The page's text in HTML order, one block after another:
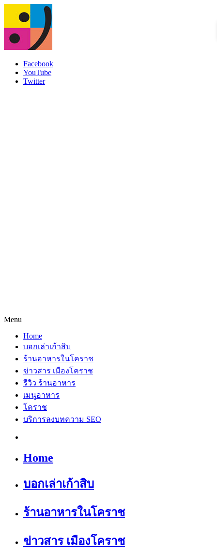
Facebook
YouTube
Twitter
Menu
Home
บอกเล่าเก้าสิบ
ร้านอาหารในโคราช
ข่าวสาร เมืองโคราช
รีวิว ร้านอาหาร
เมนูอาหาร
โคราช
บริการลงบทความ SEO
Home
บอกเล่าเก้าสิบ
ร้านอาหารในโคราช
ข่าวสาร เมืองโคราช